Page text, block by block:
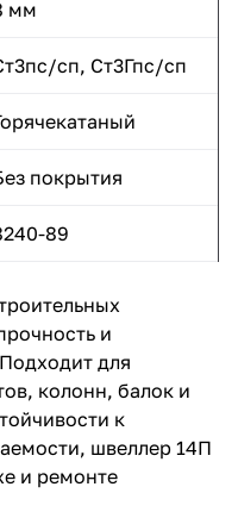
мм
сп, Ст3Гпс/сп
покрытия
89
и
для
колонн, балок и
к
швеллер 14П
и ремонте